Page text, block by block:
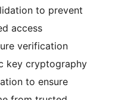
to prevent
access
verification
key cryptography
to ensure